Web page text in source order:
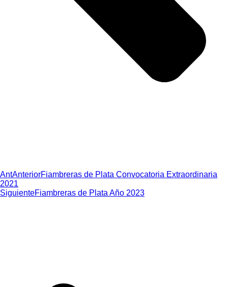
AntAnteriorFiambreras de Plata Convocatoria Extraordinaria
2021
SiguienteFiambreras de Plata Año 2023